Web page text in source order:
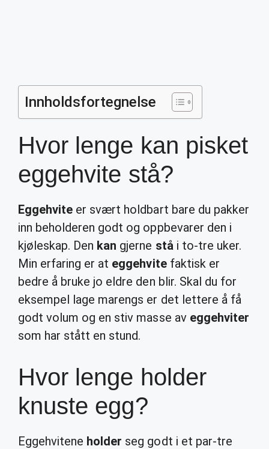
Innholdsfortegnelse
Hvor lenge kan pisket
eggehvite stå?
Eggehvite er svært holdbart bare du pakker
inn beholderen godt og oppbevarer den i
kjøleskap. Den kan gjerne ståi to-tre uker.
Min erfaring er at eggehvitefaktisk er
bedre å bruke jo eldre den blir. Skal du for
eksempel lage marengs er det lettere å få
godt volum og en stiv masse av eggehviter
som har stått en stund.
Hvor lenge holder
knuste egg?
Eggehvitene holder seg godt i et par-tre